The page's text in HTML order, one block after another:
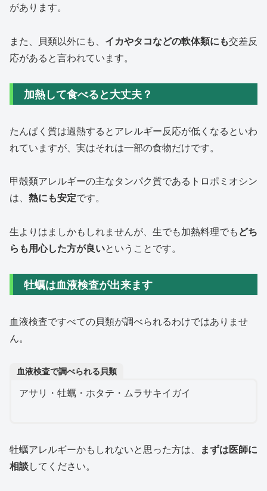
があります。
また、貝類以外にも、 イカやタコなどの軟体類にも交差反
応があると言われています。
加熱して食べると大丈夫？
たんぱく質は過熱するとアレルギー反応が低くなるといわ
れていますが、実はそれは一部の食物だけです。
甲殻類アレルギーの主なタンパク質であるトロポミオシン
は、 熱にも安定です。
生よりはましかもしれませんが、生でも加熱料理でもどち
らも用心した方が良いということです。
牡蠣は血液検査が出来ます
血液検査ですべての貝類が調べられるわけではありませ
ん。
血液検査で調べられる貝類
アサリ・牡蠣・ホタテ・ムラサキイガイ
牡蠣アレルギーかもしれないと思った方は、
まずは医師に
相談してください。